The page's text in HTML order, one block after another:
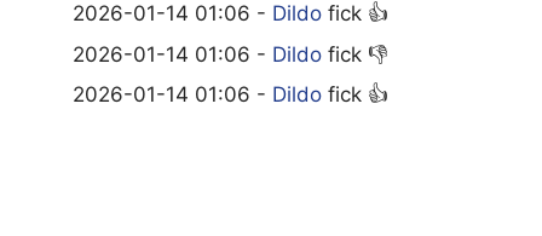
2026-01-14 01:06 - Dildo fick 👍
2026-01-14 01:06 - Dildo fick 👎
2026-01-14 01:06 - Dildo fick 👍